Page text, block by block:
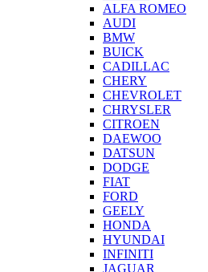
ALFA ROMEO
AUDI
BMW
BUICK
CADILLAC
CHERY
CHEVROLET
CHRYSLER
CITROEN
DAEWOO
DATSUN
DODGE
FIAT
FORD
GEELY
HONDA
HYUNDAI
INFINITI
JAGUAR